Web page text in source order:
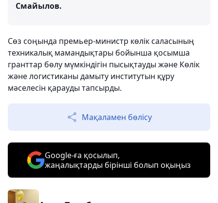
Смайылов.
Сөз соңында премьер-министр көлік саласының
техникалық мамандықтары бойынша қосымша
гранттар бөлу мүмкіндігін пысықтауды және Көлік
және логистиканы дамыту институтын құру
мәселесін қарауды тапсырды.
Мақаламен бөлісу
Google-ға қосылып,
жаңалықтарды бірінші болып оқыңыз